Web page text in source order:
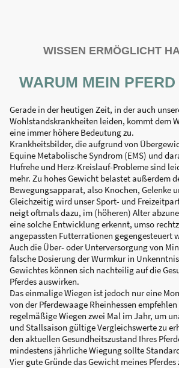
WISSEN ERMÖGLICHT
WARUM MEIN
Gerade in der heutigen Zeit, in der auch
Wohlstandskrankheiten leiden, kommt dem
eine immer höhere Bedeutung zu.
Krankheitsbilder, die aufgrund von
Equine Metabolische Syndrom (EMS) und
Hufrehe und Herz-Kreislauf-Probleme sind
mehr. Zu hohes Gewicht belastet außerdem
Bewegungsapparat, also Knochen, Gelenke
Gleichzeitig wird unser Sport- und
neigt oftmals dazu, im (höheren) Alter
eine solche Entwicklung erkennt, umso
angepassten Futterrationen gegengesteuert
Auch die Über- oder Unterversorgung von
falsche Dosierung der Wurmkur in
Gewichtes können sich nachteilig auf die
Pferdes auswirken.
Das einmalige Wiegen ist jedoch nur eine
von der Pferdewaage Rheinhessen
regelmäßige Wiegen zwei Mal im Jahr, um
und Stallsaison gültige Vergleichswerte zu
den aktuellen Gesundheitszustand Ihres
mindestens jährliche Wiegung sollte
Vier gute Gründe das Gewicht meines Pferdes